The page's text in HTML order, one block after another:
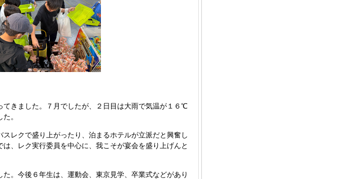
きました。７月でしたが、２日目は大雨で気温が１６℃
。
レクで盛り上がったり、泊まるホテルが立派だと興奮し
、レク実行委員を中心に、我こそが宴会を盛り上げんと
。今後６年生は、運動会、東京見学、卒業式などがあり